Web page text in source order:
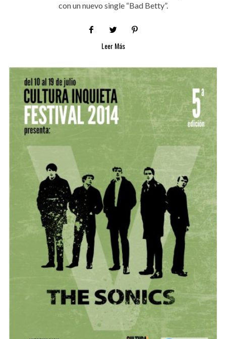
con un nuevo single “Bad Betty”.
Leer Más